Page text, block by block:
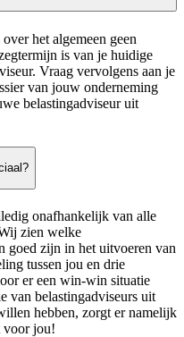
het algemeen geen
is van je huidige
Vraag vervolgens aan je
van jouw onderneming
belastingadviseur uit
onafhankelijk van alle
zien welke
goed zijn in het uitvoeren van
tussen jou en drie
er een win-win situatie
van belastingadviseurs uit
hebben, zorgt er namelijk
voor jou!